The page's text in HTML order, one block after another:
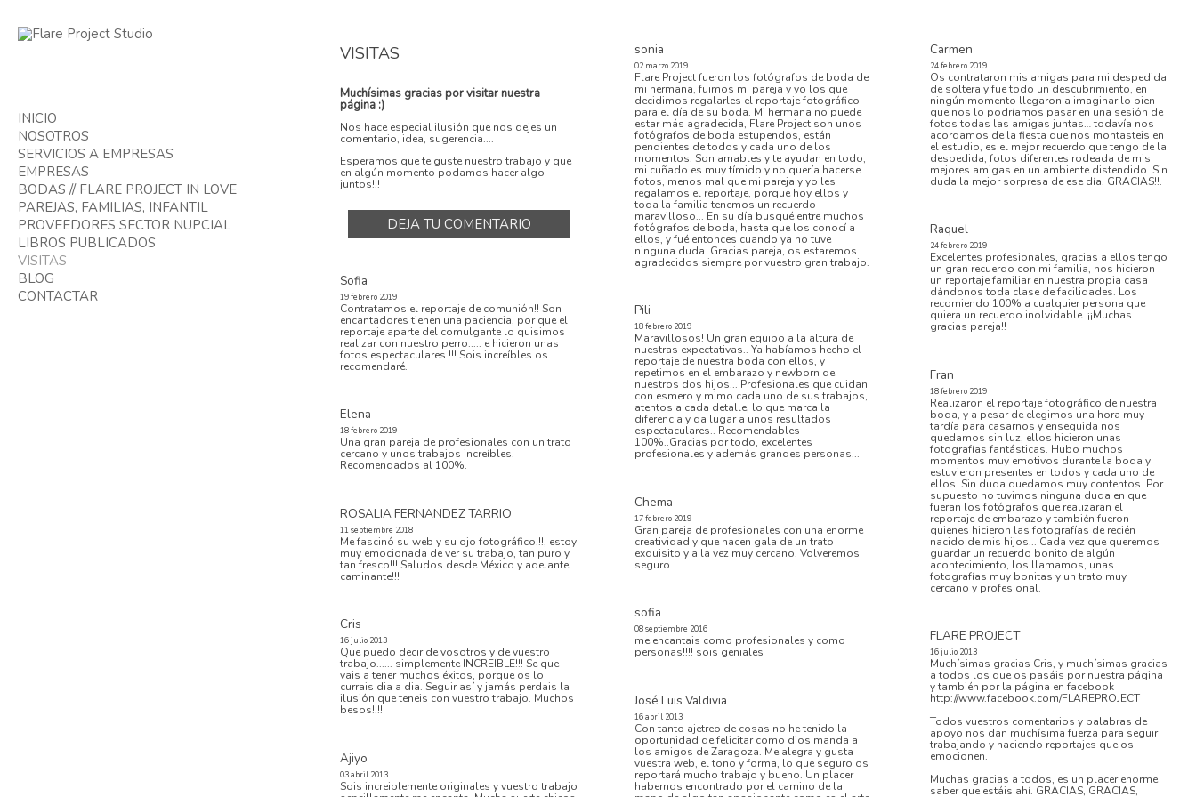
INICIO
NOSOTROS
SERVICIOS A EMPRESAS
EMPRESAS
PORTFOLIO EMPRESAS
VIDEOS EMPRESA
BODAS // FLARE PROJECT IN LOVE
PAREJAS, FAMILIAS, INFANTIL
PAREJAS
COMUNIONES
BOOKS FOTOGRÁFICOS
PROVEEDORES SECTOR NUPCIAL
LIBROS PUBLICADOS
VISITAS
BLOG
BODAS
CONTACTAR
VISITAS
Muchísimas gracias por visitar nuestra
página :)
Nos hace especial ilusión que nos dejes un
comentario, idea, sugerencia....
Esperamos que te guste nuestro trabajo y que
en algún momento podamos hacer algo
juntos!!!
DEJA TU COMENTARIO
sonia
02 marzo 2019
Flare Project fueron los fotógrafos de boda de
mi hermana, fuimos mi pareja y yo los que
decidimos regalarles el reportaje fotográfico
para el día de su boda. Mi hermana no puede
estar más agradecida, Flare Project son unos
fotógrafos de boda estupendos, están
pendientes de todos y cada uno de los
momentos. Son amables y te ayudan en todo,
mi cuñado es muy tímido y no quería hacerse
fotos, menos mal que mi pareja y yo les
regalamos el reportaje, porque hoy ellos y
toda la familia tenemos un recuerdo
maravilloso... En su día busqué entre muchos
fotógrafos de boda, hasta que los conocí a
ellos, y fué entonces cuando ya no tuve
ninguna duda. Gracias pareja, os estaremos
agradecidos siempre por vuestro gran trabajo.
Carmen
24 febrero 2019
Os contrataron mis amigas para mi despedida
de soltera y fue todo un descubrimiento, en
ningún momento llegaron a imaginar lo bien
que nos lo podríamos pasar en una sesión de
fotos todas las amigas juntas… todavía nos
acordamos de la fiesta que nos montasteis en
el estudio, es el mejor recuerdo que tengo de la
despedida, fotos diferentes rodeada de mis
mejores amigas en un ambiente distendido. Sin
duda la mejor sorpresa de ese día. GRACIAS!!.
Raquel
24 febrero 2019
Excelentes profesionales, gracias a ellos tengo
un gran recuerdo con mi familia, nos hicieron
un reportaje familiar en nuestra propia casa
dándonos toda clase de facilidades. Los
recomiendo 100% a cualquier persona que
quiera un recuerdo inolvidable. ¡¡Muchas
gracias pareja!!
Sofia
19 febrero 2019
Contratamos el reportaje de comunión!! Son
encantadores tienen una paciencia, por que el
reportaje aparte del comulgante lo quisimos
realizar con nuestro perro..... e hicieron unas
fotos espectaculares !!! Sois increíbles os
recomendaré.
Pili
18 febrero 2019
Maravillosos! Un gran equipo a la altura de
nuestras expectativas.. Ya habíamos hecho el
reportaje de nuestra boda con ellos, y
repetimos en el embarazo y newborn de
nuestros dos hijos... Profesionales que cuidan
con esmero y mimo cada uno de sus trabajos,
atentos a cada detalle, lo que marca la
diferencia y da lugar a unos resultados
espectaculares.. Recomendables
100%..Gracias por todo, excelentes
profesionales y además grandes personas...
Fran
18 febrero 2019
Realizaron el reportaje fotográfico de nuestra
boda, y a pesar de elegimos una hora muy
tardía para casarnos y enseguida nos
quedamos sin luz, ellos hicieron unas
fotografías fantásticas. Hubo muchos
momentos muy emotivos durante la boda y
estuvieron presentes en todos y cada uno de
ellos. Sin duda quedamos muy contentos. Por
supuesto no tuvimos ninguna duda en que
fueran los fotógrafos que realizaran el
reportaje de embarazo y también fueron
quienes hicieron las fotografías de recién
nacido de mis hijos... Cada vez que queremos
guardar un recuerdo bonito de algún
acontecimiento, los llamamos, unas
fotografías muy bonitas y un trato muy
cercano y profesional.
Elena
18 febrero 2019
Una gran pareja de profesionales con un trato
cercano y unos trabajos increíbles.
Recomendados al 100%.
Chema
17 febrero 2019
Gran pareja de profesionales con una enorme
creatividad y que hacen gala de un trato
exquisito y a la vez muy cercano. Volveremos
seguro
ROSALIA FERNANDEZ TARRIO
11 septiembre 2018
Me fascinó su web y su ojo fotográfico!!!, estoy
muy emocionada de ver su trabajo, tan puro y
tan fresco!!! Saludos desde México y adelante
caminante!!!
sofia
08 septiembre 2016
me encantais como profesionales y como
personas!!!! sois geniales
Cris
16 julio 2013
Que puedo decir de vosotros y de vuestro
trabajo...... simplemente INCREIBLE!!! Se que
vais a tener muchos éxitos, porque os lo
currais dia a dia. Seguir así y jamás perdais la
ilusión que teneis con vuestro trabajo. Muchos
besos!!!!
FLARE PROJECT
16 julio 2013
Muchísimas gracias Cris, y muchísimas gracias
a todos los que os pasáis por nuestra página
y también por la página en facebook
http://www.facebook.com/FLAREPROJECT
Todos vuestros comentarios y palabras de
apoyo nos dan muchísima fuerza para seguir
trabajando y haciendo reportajes que os
emocionen.
Muchas gracias a todos, es un placer enorme
saber que estáis ahí. GRACIAS, GRACIAS,
José Luis Valdivia
16 abril 2013
Con tanto ajetreo de cosas no he tenido la
oportunidad de felicitar como dios manda a
los amigos de Zaragoza. Me alegra y gusta
vuestra web, el tono y forma, lo que seguro os
reportará mucho trabajo y bueno. Un placer
habernos encontrado por el camino de la
Ajiyo
03 abril 2013
Sois increiblemente originales y vuestro trabajo